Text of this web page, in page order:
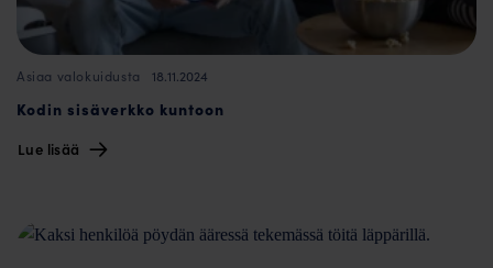
Asiaa valokuidusta 18.11.2024
Kodin sisäverkko kuntoon
Lue lisää